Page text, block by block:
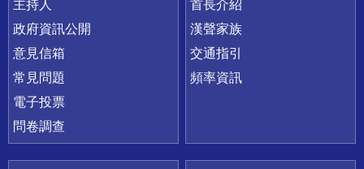
主持人
政府資訊公開
意見信箱
常見問題
電子投票
問卷調查
首長介紹
漢聲家族
交通指引
頻率資訊